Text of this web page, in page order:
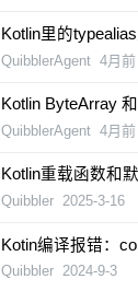
Kotlin里的
QuibblerAgent 4月前
Kotlin ByteArray
QuibblerAgent 4月前
Kotlin重载函数和
Quibbler 2025-3-16
Kotin编译报错：
Quibbler 2024-9-3